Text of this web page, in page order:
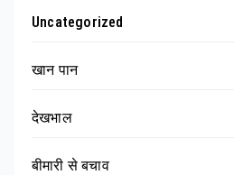
Uncategorized
खान पान
देखभाल
बीमारी से बचाव